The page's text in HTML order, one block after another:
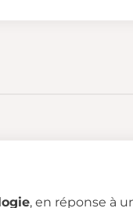
, en réponse à